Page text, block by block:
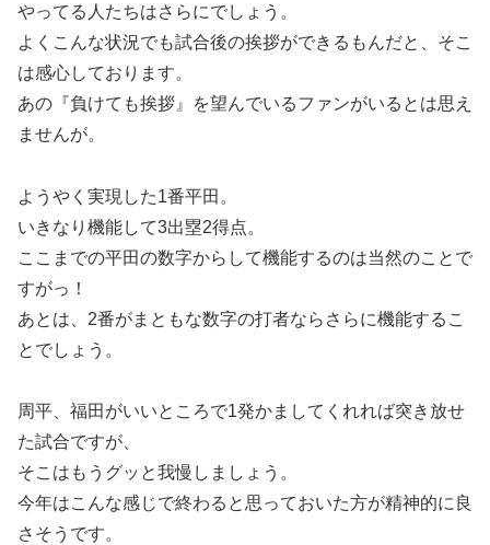
やってる人たちはさらにでしょう。
よくこんな状況でも試合後の挨拶ができるもんだと、そこ
は感心しております。
あの『負けても挨拶』を望んでいるファンがいるとは思え
ませんが。
ようやく実現した1番平田。
いきなり機能して3出塁2得点。
ここまでの平田の数字からして機能するのは当然のことで
すがっ！
あとは、2番がまともな数字の打者ならさらに機能するこ
とでしょう。
周平、福田がいいところで1発かましてくれれば突き放せ
た試合ですが、
そこはもうグッと我慢しましょう。
今年はこんな感じで終わると思っておいた方が精神的に良
さそうです。